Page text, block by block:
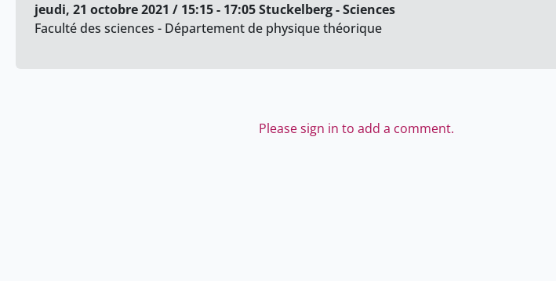
jeudi, 21 octobre 2021 / 15:15 - 17:05 Stuckelberg - Sciences
Faculté des sciences - Département de physique théorique
Please sign in to add a comment.